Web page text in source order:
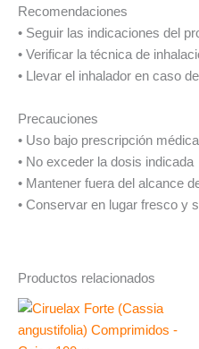
Recomendaciones
• Seguir las indicaciones del
• Verificar la técnica de
• Llevar el inhalador en caso
Precauciones
• Uso bajo prescripción médica
• No exceder la dosis indicada
• Mantener fuera del alcance
• Conservar en lugar fresco y
Productos relacionados